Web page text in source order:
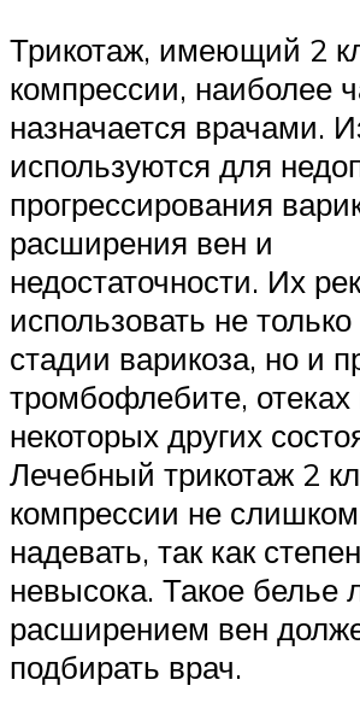
Трикотаж, имеющий 2
компрессии, наиболее
назначается врачами.
используются для
прогрессирования
расширения вен и
недостаточности. Их
использовать не
стадии варикоза, но и
тромбофлебите, отеках
некоторых других
Лечебный трикотаж 2
компрессии не
надевать, так как
невысока. Такое белье
расширением вен
подбирать врач.